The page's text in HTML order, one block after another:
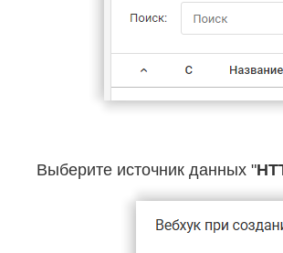
Выберите источник данных "